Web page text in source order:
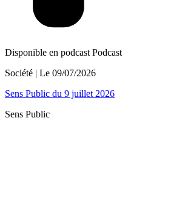
Disponible en podcast Podcast
Société | Le 09/07/2026
Sens Public du 9 juillet 2026
Sens Public